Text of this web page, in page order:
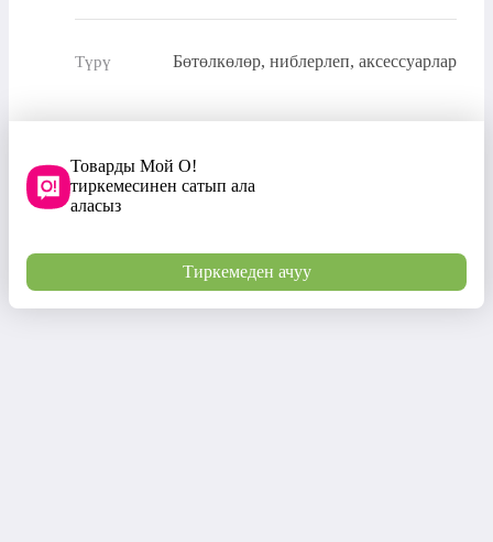
Түрү Бөтөлкөлөр, ниблерлеп, аксессуарлар
Товарды Мой О!
тиркемесинен сатып ала
аласыз
Тиркемеден ачуу